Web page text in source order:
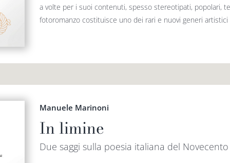
a volte per i suoi contenuti, spesso stereotipati, popolari,
fotoromanzo costituisce uno dei rari e nuovi generi artistici
Manuele Marinoni
In limine
Due saggi sulla poesia italiana del Novecento